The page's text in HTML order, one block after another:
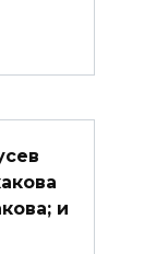
и